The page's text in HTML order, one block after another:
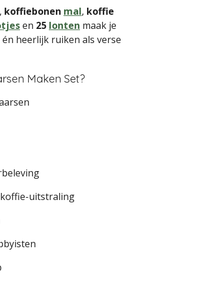
, koffiebonen mal, koffie
en 25 lonten maak je
heerlijk ruiken als verse
Maken Set?
uitstraling